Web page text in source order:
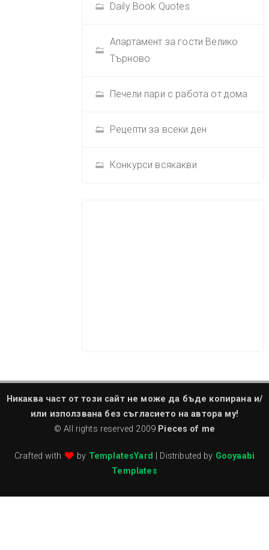
Daily Book Quotes
Апартамент за гости Велико
Търново
Печели пари с работа от дома
Рецепти за всеки ден
Конкурси всякакви
Никаква част от този сайт не може да бъде копирана и/
или използвана без съгласието на автора му!
© All rights reserved 2009 Pieces of me
Crafted with by TemplatesYard | Distributed by Gooyaabi
Templates